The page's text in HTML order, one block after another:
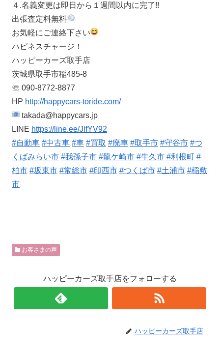
４.名義変更は即日から１週間以内に完了!!
出張査定料無料
お気軽にご連絡下さい
ハピネスチャージ！
ハッピーカーズ取手店
茨城県取手市稲485-8
☏ 090-8772-8877
HP http://happycars-toride.com/
takada@happycars.jp
LINE https://line.ee/JlfYV92
#自動車 #中古車 #車 #買取 #廃車 #取手市 #守谷市 #つ
くばみらい市 #我孫子市 #龍ケ崎市 #牛久市 #利根町 #
柏市 #坂東市 #常総市 #印西市 #つくば市 #土浦市 #稲敷
市
お客さまの声
ハッピーカーズ取手店をフォローする
ハッピーカーズ取手店